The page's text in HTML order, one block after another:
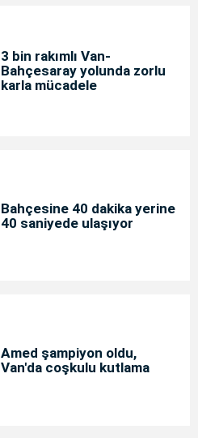
3 bin rakımlı Van-
Bahçesaray yolunda zorlu
karla mücadele
Bahçesine 40 dakika yerine
40 saniyede ulaşıyor
Amed şampiyon oldu,
Van'da coşkulu kutlama